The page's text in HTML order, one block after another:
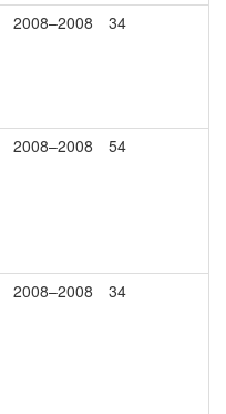
2008–2008 34
2008–2008 54
2008–2008 34